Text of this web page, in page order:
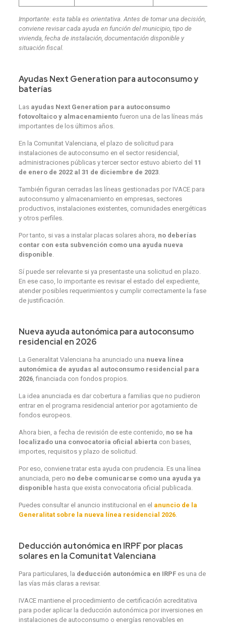
Importante: esta tabla es orientativa. Antes de tomar una decisión,
conviene revisar cada ayuda en función del municipio, tipo de
vivienda, fecha de instalación, documentación disponible y
situación fiscal.
Ayudas Next Generation para autoconsumo y
baterías
Las ayudas Next Generation para autoconsumo
fotovoltaico y almacenamientofueron una de las líneas más
importantes de los últimos años.
En la Comunitat Valenciana, el plazo de solicitud para
instalaciones de autoconsumo en el sector residencial,
administraciones públicas y tercer sector estuvo abierto del 11
de enero de 2022 al 31 de diciembre de 2023.
También figuran cerradas las líneas gestionadas por IVACE para
autoconsumo y almacenamiento en empresas, sectores
productivos, instalaciones existentes, comunidades energéticas
y otros perfiles.
Por tanto, si vas a instalar placas solares ahora, no deberías
contar con esta subvención como una ayuda nueva
disponible
Sí puede ser relevante si ya presentaste una solicitud en plazo.
En ese caso, lo importante es revisar el estado del expediente,
atender posibles requerimientos y cumplir correctamente la fase
de justificación.
Nueva ayuda autonómica para autoconsumo
residencial en 2026
La Generalitat Valenciana ha anunciado una nueva línea
autonómica de ayudas al autoconsumo residencial para
2026, financiada con fondos propios.
La idea anunciada es dar cobertura a familias que no pudieron
entrar en el programa residencial anterior por agotamiento de
fondos europeos.
Ahora bien, a fecha de revisión de este contenido, no se ha
localizado una convocatoria oficial abierta con bases,
importes, requisitos y plazo de solicitud.
Por eso, conviene tratar esta ayuda con prudencia. Es una línea
anunciada, pero no debe comunicarse como una ayuda ya
disponible hasta que exista convocatoria oficial publicada.
Puedes consultar el anuncio institucional en el anuncio de la
Generalitat sobre la nueva línea residencial 2026.
Deducción autonómica en IRPF por placas
solares en la Comunitat Valenciana
Para particulares, la deducción autonómica en IRPFes una de
las vías más claras a revisar.
IVACE mantiene el procedimiento de certificación acreditativa
para poder aplicar la deducción autonómica por inversiones en
instalaciones de autoconsumo o energías renovables en